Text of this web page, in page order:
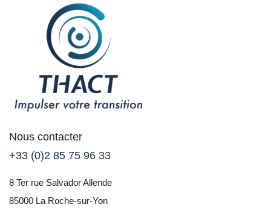
Nous contacter
+33 (0)2 85 75 96 33
8 Ter rue Salvador Allende
85000 La Roche-sur-Yon